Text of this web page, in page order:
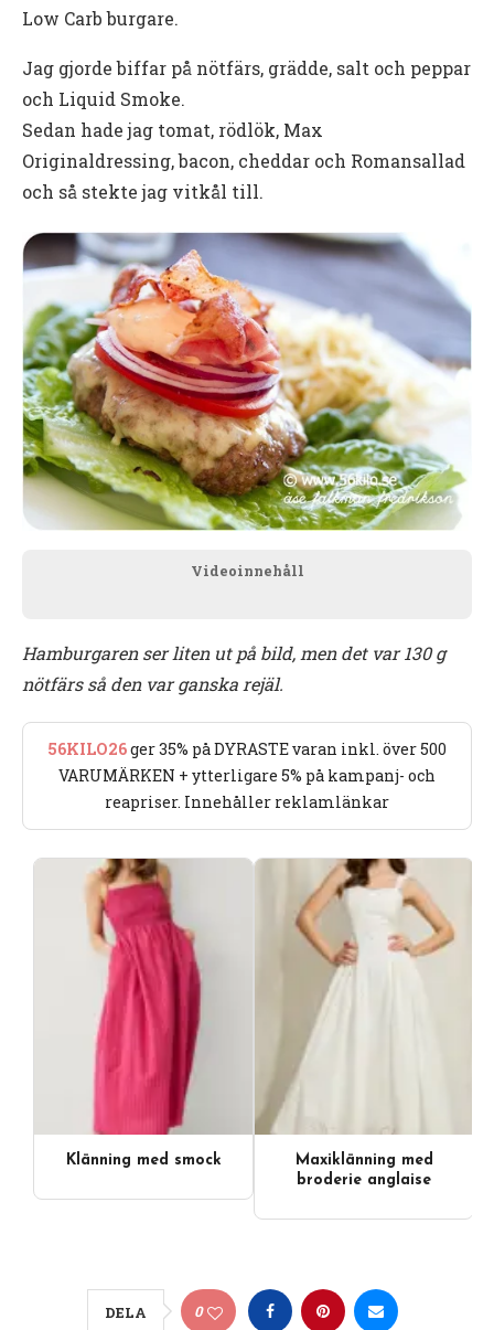
Low Carb burgare.
Jag gjorde biffar på nötfärs, grädde, salt och peppar
och Liquid Smoke.
Sedan hade jag tomat, rödlök, Max
Originaldressing, bacon, cheddar och Romansallad
och så stekte jag vitkål till.
Videoinnehåll
Hamburgaren ser liten ut på bild, men det var 130 g
nötfärs så den var ganska rejäl.
56KILO26ger 35% på DYRASTE varan inkl. över 500
VARUMÄRKEN + ytterligare 5% på kampanj- och
reapriser. Innehåller reklamlänkar
Klänning med smock
Maxiklänning med
broderie anglaise
DELA 0